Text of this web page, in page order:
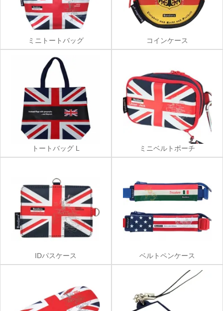
ミニトートバッグ コインケース
トートバッグ L ミニベルトポーチ
IDパスケース ベルトペンケース